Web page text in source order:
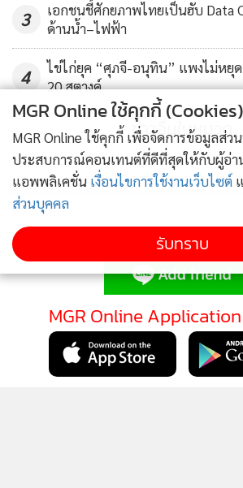
3
เอกชนชี้ศักยภาพไทยเป็นฮับ Data
ด้านน้ำ–ไฟฟ้า
4
ไข่ไก่ยุค “ศุภจี-อนุทิน” แพงไม่หยุ
20 สตางค์
ข่าวอื่นในหมวด
ติดตามข่าวสารผ่านทาง
MGR Online Application
MGR Online ใช้คุกกี้ (Cookies)
MGR Online ใช้คุกกี้ เพื่อจัดการข้อมูลส่
ประสบการณ์คอนเทนต์ที่ดีที่สุดให้กับผู้อ่า
แอพพลิเคชั่น เงื่อนไขการใช้งานเว็บไซต์
ส่วนบุคคล
รับทราบ